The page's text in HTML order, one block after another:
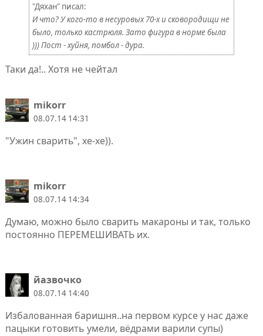
"Дяхан" писал:
И что? У кого-то в несуровых 70-х и сковородищи не
было, только кастрюля. Зато фигура в норме была
))) Пост - хуйня, помбол - дура.
Таки да!.. Хотя не чейтал
mikorr
08.07.14 14:31
"Ужин сварить", хе-хе)).
mikorr
08.07.14 14:34
Думаю, можно было сварить макароны и так, только
постоянно ПЕРЕМЕШИВАТЬ их.
йазвочко
08.07.14 14:40
Избалованная баришня..на первом курсе у нас даже
пацыки готовить умели, вёдрами варили супы)